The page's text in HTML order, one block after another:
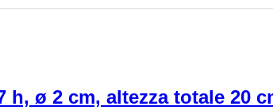
ø 2 cm, altezza totale 20